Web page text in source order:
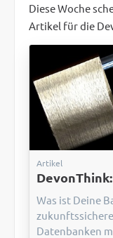
Diese Woche
Artikel für die
Artikel
Was ist Deine
Datenbanken